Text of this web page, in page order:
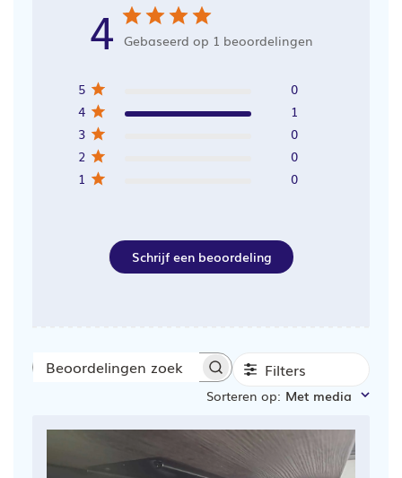
4 Gebaseerd op 1 beoordelingen
5
0
4
1
3
0
2
0
1
0
Schrijf een beoordeling
Beoordelingen
Filters
Sorteren op: Met media